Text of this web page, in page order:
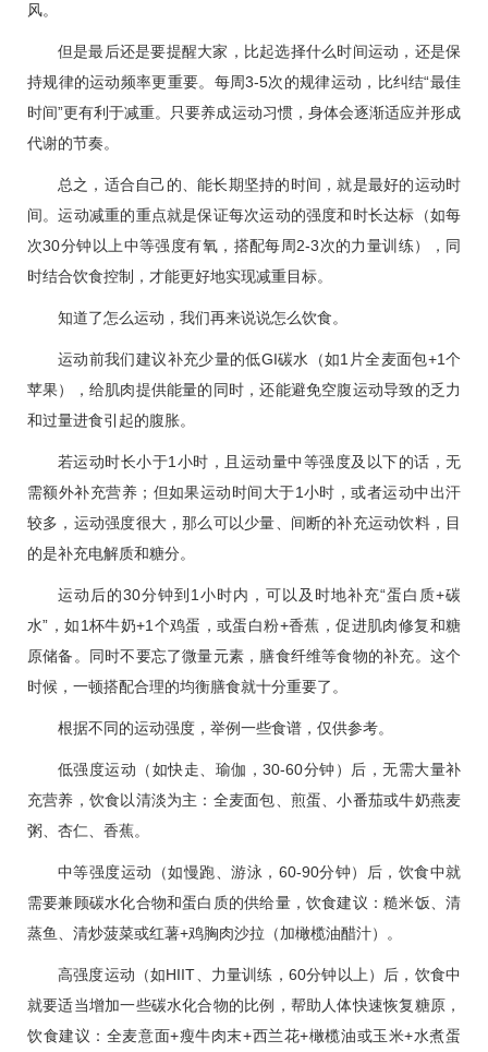
风。
但是最后还是要提醒大家，比起选择什么时间运动，还是保
持规律的运动频率更重要。每周3-5次的规律运动，比纠结“最佳
时间”更有利于减重。只要养成运动习惯，身体会逐渐适应并形成
代谢的节奏。
总之，适合自己的、能长期坚持的时间，就是最好的运动时
间。运动减重的重点就是保证每次运动的强度和时长达标（如每
次30分钟以上中等强度有氧，搭配每周2-3次的力量训练），同
时结合饮食控制，才能更好地实现减重目标。
知道了怎么运动，我们再来说说怎么饮食。
运动前我们建议补充少量的低GI碳水（如1片全麦面包+1个
苹果），给肌肉提供能量的同时，还能避免空腹运动导致的乏力
和过量进食引起的腹胀。
若运动时长小于1小时，且运动量中等强度及以下的话，无
需额外补充营养；但如果运动时间大于1小时，或者运动中出汗
较多，运动强度很大，那么可以少量、间断的补充运动饮料，目
的是补充电解质和糖分。
运动后的30分钟到1小时内，可以及时地补充“蛋白质+碳
水”，如1杯牛奶+1个鸡蛋，或蛋白粉+香蕉，促进肌肉修复和糖
原储备。同时不要忘了微量元素，膳食纤维等食物的补充。这个
时候，一顿搭配合理的均衡膳食就十分重要了。
根据不同的运动强度，举例一些食谱，仅供参考。
低强度运动（如快走、瑜伽，30-60分钟）后，无需大量补
充营养，饮食以清淡为主：全麦面包、煎蛋、小番茄或牛奶燕麦
粥、杏仁、香蕉。
中等强度运动（如慢跑、游泳，60-90分钟）后，饮食中就
需要兼顾碳水化合物和蛋白质的供给量，饮食建议：糙米饭、清
蒸鱼、清炒菠菜或红薯+鸡胸肉沙拉（加橄榄油醋汁）。
高强度运动（如HIIT、力量训练，60分钟以上）后，饮食中
就要适当增加一些碳水化合物的比例，帮助人体快速恢复糖原，
饮食建议：全麦意面+瘦牛肉末+西兰花+橄榄油或玉米+水煮蛋